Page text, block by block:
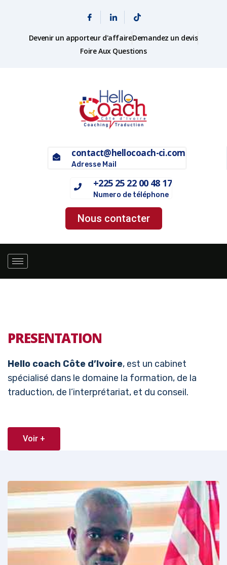
Devenir un apporteur d'affaireDemandez un devis
Foire Aux Questions
contact@hellocoach-ci.com
Adresse Mail
+225 25 22 00 48 17
Numero de téléphone
Nous contacter
PRESENTATION
Hello coach Côte d’Ivoire, est un cabinet
spécialisé dans le domaine la formation, de la
traduction, de l’interprétariat, et du conseil.
Voir +